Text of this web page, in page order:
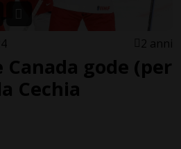
2 anni
Canada gode (per
Cechia